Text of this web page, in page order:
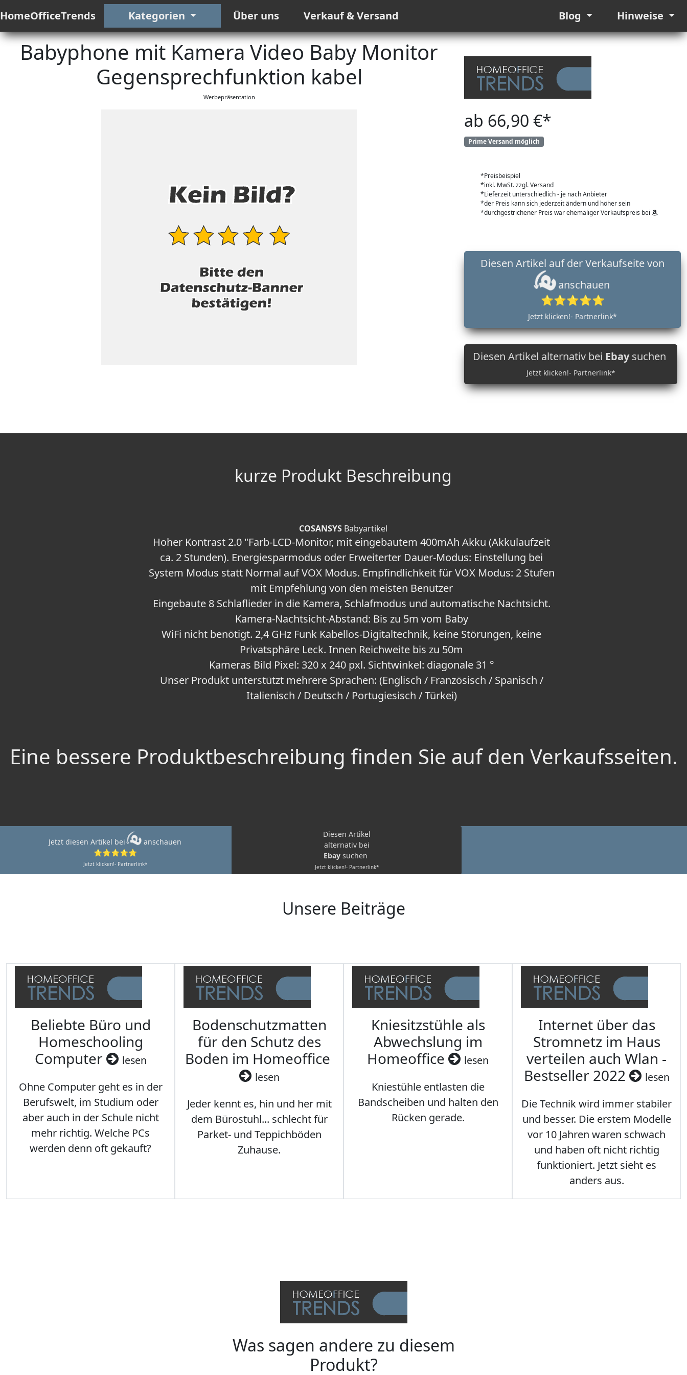
HomeOfficeTrends Kategorien Über uns Verkauf & Versand Blog Hinweise
Babyphone mit Kamera Video Baby Monitor
Gegensprechfunktion kabel
Werbepräsentation
ab 66,90 €*
Prime Versand möglich
*Preisbeispiel
*inkl. MwSt. zzgl. Versand
*Lieferzeit unterschiedlich - je nach Anbieter
*der Preis kann sich jederzeit ändern und höher sein
*durchgestrichener Preis war ehemaliger Verkaufspreis bei
anschauen
⭐⭐⭐⭐⭐
Jetzt klicken!- Partnerlink*
Diesen Artikel alternativ bei Ebaysuchen
Jetzt klicken!- Partnerlink*
kurze Produkt Beschreibung
COSANSYS Babyartikel
Hoher Kontrast 2.0 "Farb-LCD-Monitor, mit eingebautem 400mAh Akku (Akkulaufzeit
ca. 2 Stunden). Energiesparmodus oder Erweiterter Dauer-Modus: Einstellung bei
System Modus statt Normal auf VOX Modus. Empfindlichkeit für VOX Modus: 2 Stufen
mit Empfehlung von den meisten Benutzer
Eingebaute 8 Schlaflieder in die Kamera, Schlafmodus und automatische Nachtsicht.
Kamera-Nachtsicht-Abstand: Bis zu 5m vom Baby
WiFi nicht benötigt. 2,4 GHz Funk Kabellos-Digitaltechnik, keine Störungen, keine
Privatsphäre Leck. Innen Reichweite bis zu 50m
Kameras Bild Pixel: 320 x 240 pxl. Sichtwinkel: diagonale 31 °
Unser Produkt unterstützt mehrere Sprachen: (Englisch / Französisch / Spanisch /
Italienisch / Deutsch / Portugiesisch / Türkei)
Eine bessere Produktbeschreibung finden Sie auf den Verkaufsseiten.
Jetzt diesen Artikel bei
anschauen
⭐⭐⭐⭐⭐
Jetzt klicken!- Partnerlink*
Diesen Artikel
alternativ bei
Ebay suchen
Jetzt klicken!- Partnerlink*
Unsere Beiträge
Beliebte Büro und
Homeschooling
Computer
lesen
Ohne Computer geht es in der
Berufswelt, im Studium oder
aber auch in der Schule nicht
mehr richtig. Welche PCs
werden denn oft gekauft?
Bodenschutzmatten
für den Schutz des
Boden im Homeoffice
lesen
Jeder kennt es, hin und her mit
dem Bürostuhl... schlecht für
Parket- und Teppichböden
Zuhause.
Kniesitzstühle als
Abwechslung im
Homeoffice
lesen
Kniestühle entlasten die
Bandscheiben und halten den
Rücken gerade.
Internet über das
Stromnetz im Haus
verteilen auch Wlan -
Bestseller 2022
lesen
Die Technik wird immer stabiler
und besser. Die erstem Modelle
vor 10 Jahren waren schwach
und haben oft nicht richtig
funktioniert. Jetzt sieht es
anders aus.
Was sagen andere zu diesem
Produkt?